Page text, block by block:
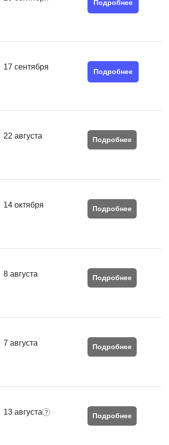
Подробнее
17 сентября
Подробнее
22 августа Подробнее
14 октября Подробнее
8 августа Подробнее
7 августа Подробнее
13 августа Подробнее